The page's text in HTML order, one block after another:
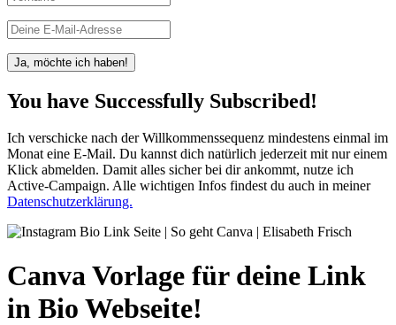
Ja, möchte ich haben!
You have Successfully Subscribed!
Ich verschicke nach der Willkommenssequenz mindestens einmal im
Monat eine E-Mail. Du kannst dich natürlich jederzeit mit nur einem
Klick abmelden. Damit alles sicher bei dir ankommt, nutze ich
Active-Campaign. Alle wichtigen Infos findest du auch in meiner
Datenschutzerklärung.
Canva Vorlage für deine Link
in Bio Webseite!